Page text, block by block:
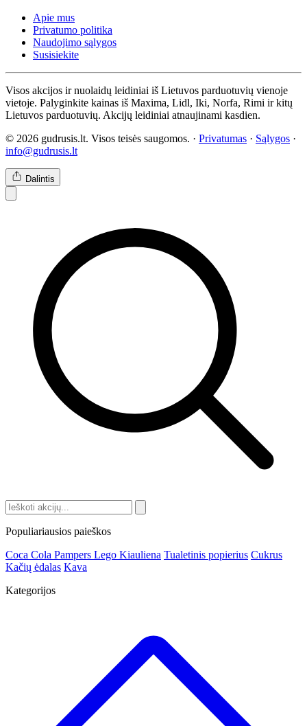
Apie mus
Privatumo politika
Naudojimo sąlygos
Susisiekite
Visos akcijos ir nuolaidų leidiniai iš Lietuvos parduotuvių vienoje
vietoje. Palyginkite kainas iš Maxima, Lidl, Iki, Norfa, Rimi ir kitų
Lietuvos parduotuvių. Akcijų leidiniai atnaujinami kasdien.
© 2026 gudrusis.lt. Visos teisės saugomos. · Privatumas · Sąlygos ·
info@gudrusis.lt
Dalintis
Populiariausios paieškos
Coca Cola Pampers Lego Kiauliena Tualetinis popierius Cukrus
Kačių ėdalas Kava
Kategorijos